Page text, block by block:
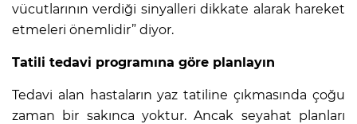
vücutlarının verdiği sinyalleri dikkate alarak hareket
etmeleri önemlidir” diyor.
Tatili tedavi programına göre planlayın
Tedavi alan hastaların yaz tatiline çıkmasında çoğu
zaman bir sakınca yoktur. Ancak seyahat planları